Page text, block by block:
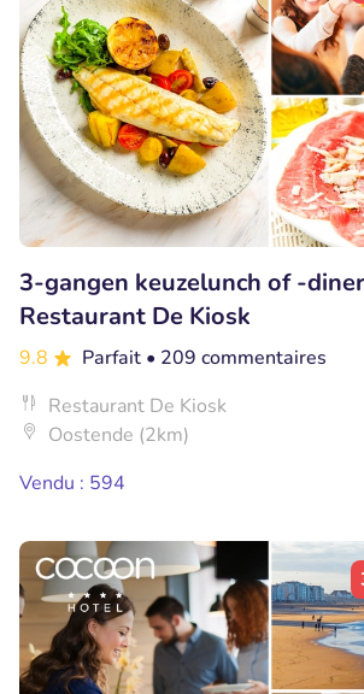
3-gangen keuzelunch of -
Restaurant De Kiosk
9.8 Parfait • 209 commentaires
Restaurant De Kiosk
Oostende (2km)
Vendu : 594